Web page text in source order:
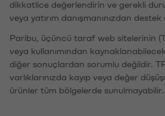
dikkatlice değerlendirin ve gerekli
veya yatırım danışmanınızdan destek
Paribu, üçüncü taraf web sitelerinin
veya kullanımından
diğer sonuçlardan sorumlu değildir.
varlıklarınızda kayıp veya değer
ürünler tüm bölgelerde sunulmayabilir.